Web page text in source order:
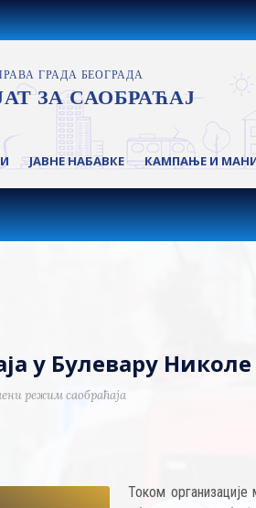
ЈАВНЕ НАБАВКЕ КАМПАЊЕ И
у Булевару Николе
режим саобраћаја
Током организације